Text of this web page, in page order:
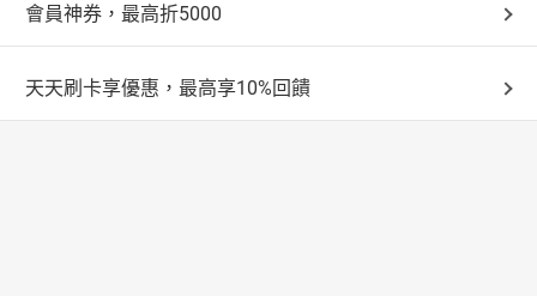
會員神券，最高折5000
天天刷卡享優惠，最高享10%回饋